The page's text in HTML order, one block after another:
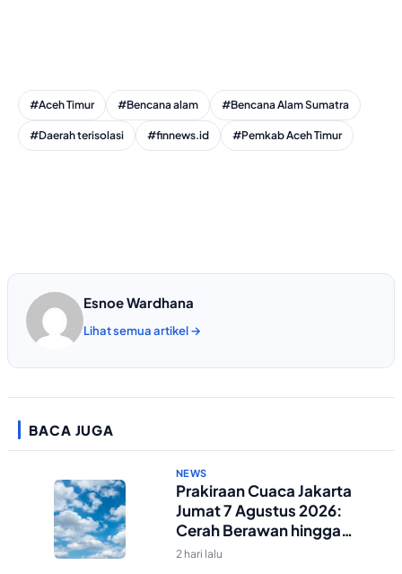
#Aceh Timur #Bencana alam #Bencana Alam Sumatra
#Daerah terisolasi #finnews.id #Pemkab Aceh Timur
Esnoe Wardhana
Lihat semua artikel →
BACA JUGA
NEWS
Prakiraan Cuaca Jakarta
Jumat 7 Agustus 2026:
Cerah Berawan hingga
Malam
2 hari lalu